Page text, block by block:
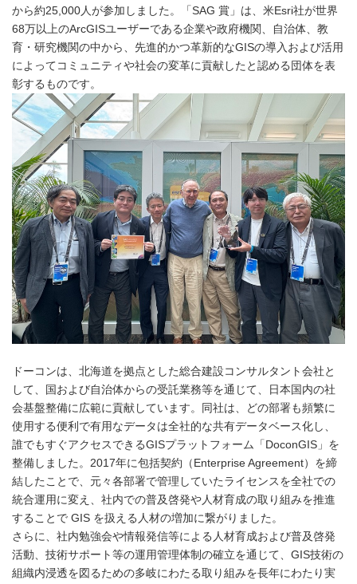
から約25,000人が参加しました。「SAG 賞」は、米Esri社が世界
68万以上のArcGISユーザーである企業や政府機関、自治体、教
育・研究機関の中から、先進的かつ革新的なGISの導入および活用
によってコミュニティや社会の変革に貢献したと認める団体を表
彰するものです。
ドーコンは、北海道を拠点とした総合建設コンサルタント会社と
して、国および自治体からの受託業務等を通じて、日本国内の社
会基盤整備に広範に貢献しています。同社は、どの部署も頻繁に
使用する便利で有用なデータは全社的な共有データベース化し、
誰でもすぐアクセスできるGISプラットフォーム「DoconGIS」を
整備しました。2017年に包括契約（Enterprise Agreement）を締
結したことで、元々各部署で管理していたライセンスを全社での
統合運用に変え、社内での普及啓発や人材育成の取り組みを推進
することで GIS を扱える人材の増加に繋がりました。
さらに、社内勉強会や情報発信等による人材育成および普及啓発
活動、技術サポート等の運用管理体制の確立を通じて、GIS技術の
組織内浸透を図るための多岐にわたる取り組みを長年にわたり実